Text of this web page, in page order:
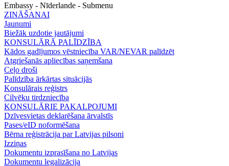
Embassy - Nīderlande - Submenu
ZINĀŠANAI
Jaunumi
Biežāk uzdotie jautājumi
KONSULĀRĀ PALĪDZĪBA
Kādos gadījumos vēstniecība VAR/NEVAR palīdzēt
Atgriešanās apliecības saņemšana
Ceļo droši
Palīdzība ārkārtas situācijās
Konsulārais reģistrs
Cilvēku tirdzniecība
KONSULĀRIE PAKALPOJUMI
Dzīvesvietas deklarēšana ārvalstīs
Pases/eID noformēšana
Bērna reģistrācija par Latvijas pilsoni
Izziņas
Dokumentu izprasīšana no Latvijas
Dokumentu legalizācija